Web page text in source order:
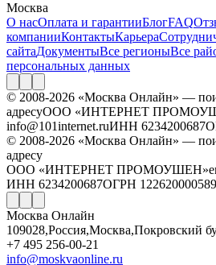
Москва
О насОплата и гарантииБлогFAQ
компанииКонтактыКарьера
сайтаДокументыВсе регионыВсе
персональных данных
© 2008-2026 «Москва Онлайн» —
адресуООО «ИНТЕРНЕТ
info@101internet.ruИНН 6234200687
© 2008-2026 «Москва Онлайн» —
адресу
ООО «ИНТЕРНЕТ ПРОМОУШЕН»
ИНН 6234200687ОГРН
Москва Онлайн
109028,Россия,Москва,Покровский
+7 495 256-00-21
info@moskvaonline.ru